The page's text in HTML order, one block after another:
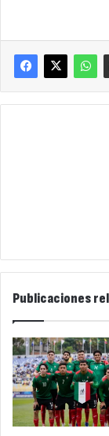
Publicaciones